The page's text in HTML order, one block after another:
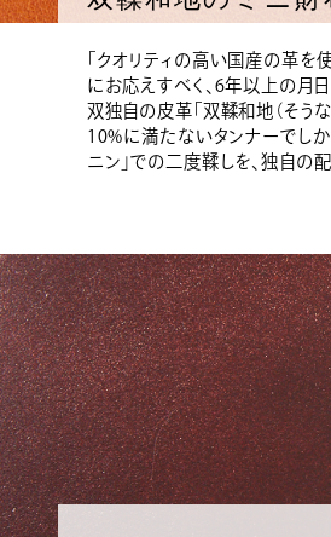
「クオリティの高い国産の革を
にお応えすべく、6年以上の月
双独自の皮革「双鞣和地（そう
10%に満たないタンナーでしか
ニン」での二度鞣しを、独自の